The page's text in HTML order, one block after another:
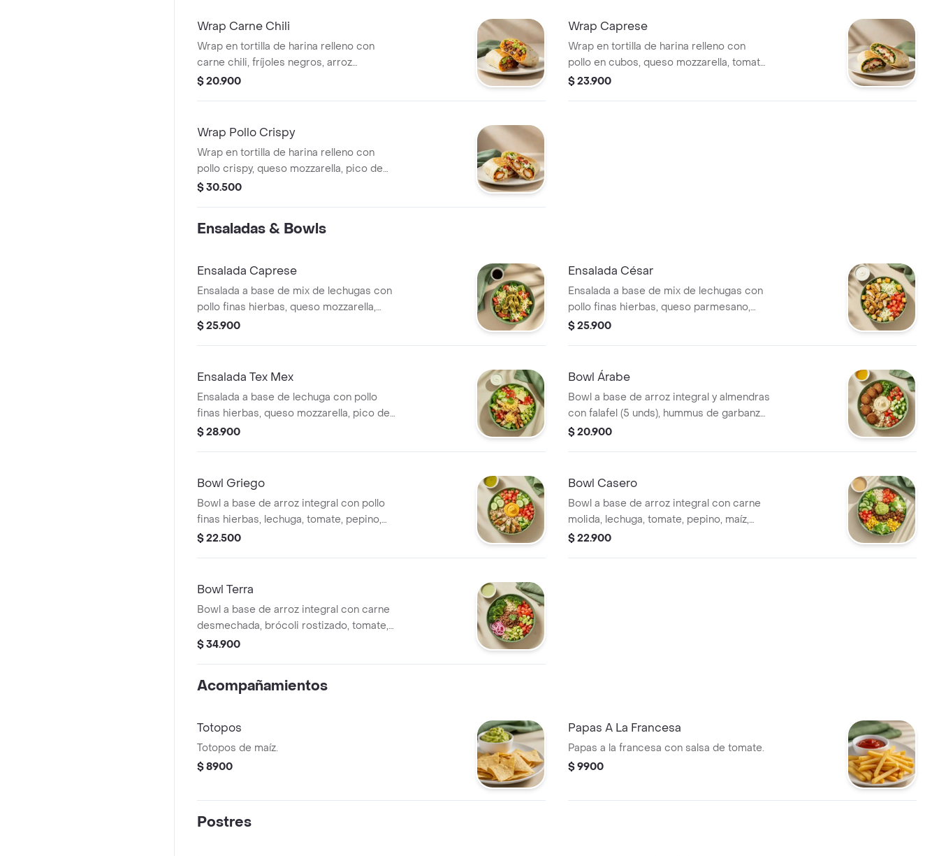
Wrap Carne Chili
Wrap en tortilla de harina relleno con
carne chili, fríjoles negros, arroz
achiotado, queso mozzarella, pico de
$ 20.900
Wrap Caprese
Wrap en tortilla de harina relleno con
pollo en cubos, queso mozzarella, tomate,
espinaca y pesto.
$ 23.900
Wrap Pollo Crispy
Wrap en tortilla de harina relleno con
pollo crispy, queso mozzarella, pico de
gallo, lechuga y salsa ranch.
$ 30.500
Ensaladas & Bowls
Ensalada Caprese
Ensalada a base de mix de lechugas con
pollo finas hierbas, queso mozzarella,
tomate, pesto y vinagreta a elección. El
$ 25.900
Ensalada César
Ensalada a base de mix de lechugas con
pollo finas hierbas, queso parmesano,
tomate, crutones y vinagreta a elección.
$ 25.900
Ensalada Tex Mex
Ensalada a base de lechuga con pollo
finas hierbas, queso mozzarella, pico de
gallo, aguacate, totopos triturados y
o wrap.
$ 28.900
Bowl Árabe
Bowl a base de arroz integral y almendras
con falafel (5 unds), hummus de garbanzo,
tomate, pepino, perejil, limón y vinagreta a
$ 20.900
Bowl Griego
Bowl a base de arroz integral con pollo
finas hierbas, lechuga, tomate, pepino,
cilantro y hummus de pimentón. El tamaño
$ 22.500
Bowl Casero
Bowl a base de arroz integral con carne
molida, lechuga, tomate, pepino, maíz,
cilantro y guacamole. El tamaño perfecto
$ 22.900
Bowl Terra
Bowl a base de arroz integral con carne
desmechada, brócoli rostizado, tomate,
cebolla encurtida, aguacate, cilantro y
o wrap.
$ 34.900
Acompañamientos
Totopos
Totopos de maíz.
$ 8900
Papas A La Francesa
Papas a la francesa con salsa de tomate.
$ 9900
Postres